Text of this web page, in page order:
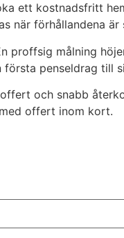
ett kostnadsfritt
när förhållandena är
proffsig målning
penseldrag till
och snabb
offert inom kort.